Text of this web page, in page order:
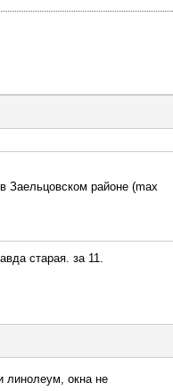
Заельцовском районе (max
старая. за 11.
линолеум, окна не